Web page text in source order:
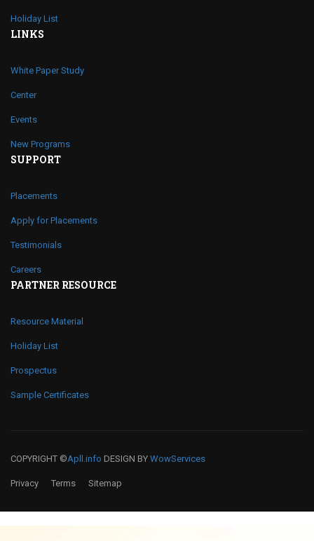
Holiday List
LINKS
White Paper Study
Center
Events
New Programs
SUPPORT
Placements
Apply for Placements
Testimonials
Careers
PARTNER RESOURCE
Resource Material
Holiday List
Prospectus
Sample Certificates
COPYRIGHT ©Apll.info DESIGN BY WowServices
Privacy Terms Sitemap